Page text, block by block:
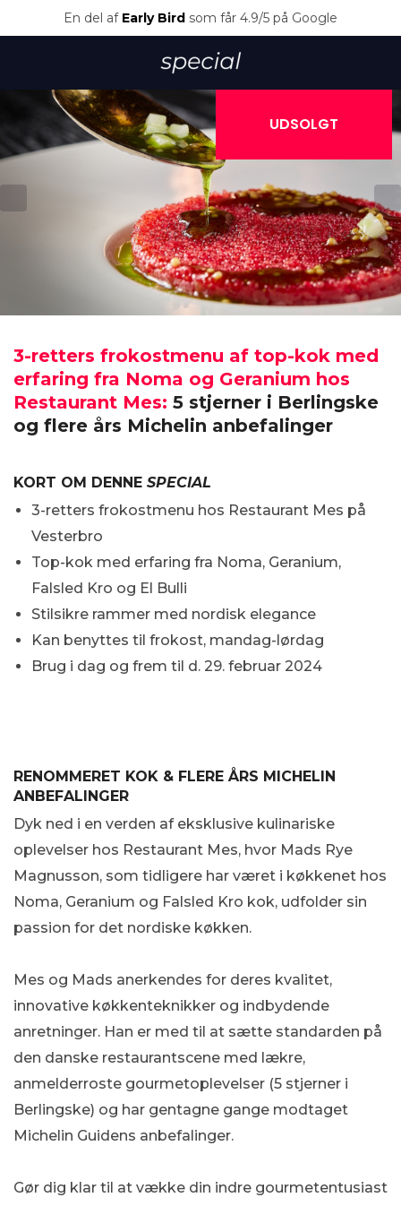
En del af Early Bird som får 4.9/5 på Google
UDSOLGT
3-retters frokostmenu af top-kok med
erfaring fra Noma og Geranium hos
Restaurant Mes: 5 stjerner i Berlingske
og flere års Michelin anbefalinger
KORT OM DENNE SPECIAL
3-retters frokostmenu hos Restaurant Mes på
Vesterbro
Top-kok med erfaring fra Noma, Geranium,
Falsled Kro og El Bulli
Stilsikre rammer med nordisk elegance
Kan benyttes til frokost, mandag-lørdag
Brug i dag og frem til d. 29. februar 2024
RENOMMERET KOK & FLERE ÅRS MICHELIN
ANBEFALINGER
Dyk ned i en verden af eksklusive kulinariske
oplevelser hos Restaurant Mes, hvor Mads Rye
Magnusson, som tidligere har været i køkkenet hos
Noma, Geranium og Falsled Kro kok, udfolder sin
passion for det nordiske køkken.
Mes og Mads anerkendes for deres kvalitet,
innovative køkkenteknikker og indbydende
anretninger. Han er med til at sætte standarden på
den danske restaurantscene med lækre,
anmelderroste gourmetoplevelser (5 stjerner i
Berlingske) og har gentagne gange modtaget
Michelin Guidens anbefalinger.
Gør dig klar til at vække din indre gourmetentusiast